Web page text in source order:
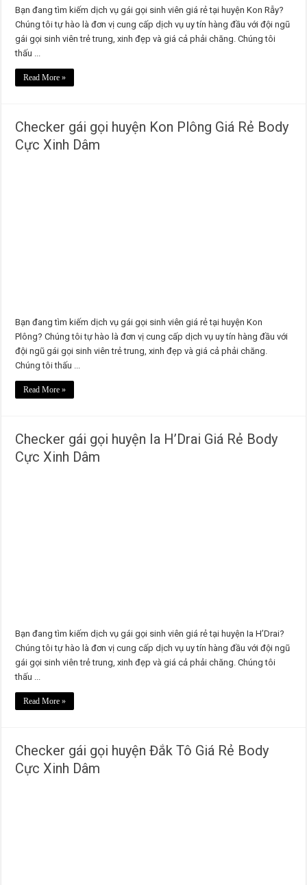
Bạn đang tìm kiếm dịch vụ gái gọi sinh viên giá rẻ tại huyện Kon Rẫy?
Chúng tôi tự hào là đơn vị cung cấp dịch vụ uy tín hàng đầu với đội ngũ
gái gọi sinh viên trẻ trung, xinh đẹp và giá cả phải chăng. Chúng tôi
thấu ...
Read More »
Checker gái gọi huyện Kon Plông Giá Rẻ Body
Cực Xinh Dâm
Bạn đang tìm kiếm dịch vụ gái gọi sinh viên giá rẻ tại huyện Kon
Plông? Chúng tôi tự hào là đơn vị cung cấp dịch vụ uy tín hàng đầu với
đội ngũ gái gọi sinh viên trẻ trung, xinh đẹp và giá cả phải chăng.
Chúng tôi thấu ...
Read More »
Checker gái gọi huyện Ia H’Drai Giá Rẻ Body
Cực Xinh Dâm
Bạn đang tìm kiếm dịch vụ gái gọi sinh viên giá rẻ tại huyện Ia H’Drai?
Chúng tôi tự hào là đơn vị cung cấp dịch vụ uy tín hàng đầu với đội ngũ
gái gọi sinh viên trẻ trung, xinh đẹp và giá cả phải chăng. Chúng tôi
thấu ...
Read More »
Checker gái gọi huyện Đắk Tô Giá Rẻ Body
Cực Xinh Dâm